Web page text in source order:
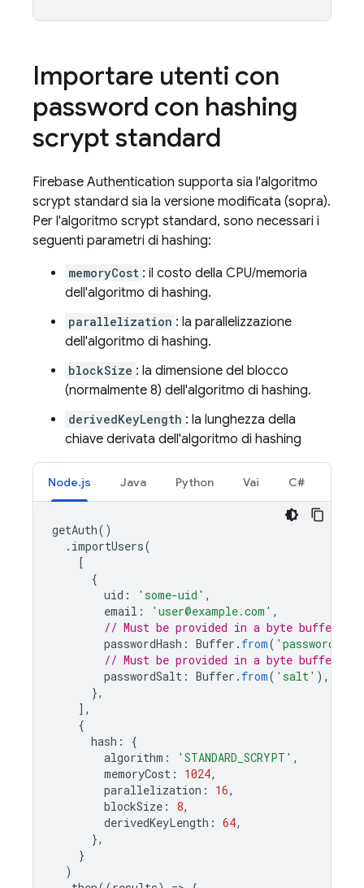
Importare utenti con
password con hashing
scrypt standard
Firebase Authentication supporta sia l'algoritmo
scrypt standard sia la versione modificata (sopra).
Per l'algoritmo scrypt standard, sono necessari i
seguenti parametri di hashing:
memoryCost : il costo della CPU/memoria
dell'algoritmo di hashing.
parallelization : la parallelizzazione
dell'algoritmo di hashing.
blockSize : la dimensione del blocco
(normalmente 8) dell'algoritmo di hashing.
derivedKeyLength : la lunghezza della
chiave derivata dell'algoritmo di hashing
Node.js Java Python Vai C#
getAuth()
. importUsers(
[
{
uid : 'some-uid' ,
email : 'user@example.com' ,
// Must be provided in a byte buffer.
passwordHash : Buffer . from( 'password-
// Must be provided in a byte buffer.
passwordSalt : Buffer . from( 'salt' ),
},
],
{
hash :
{
algorithm : 'STANDARD_SCRYPT' ,
memoryCost : 1024,
parallelization : 16,
blockSize : 8,
derivedKeyLength : 64,
},
}
)